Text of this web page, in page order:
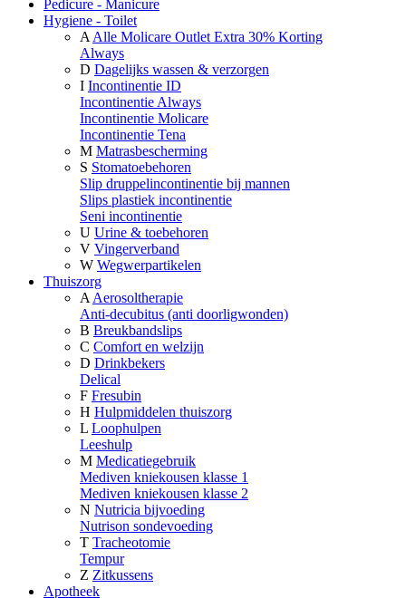
Pedicure - Manicure
Hygiene - Toilet
A Alle Molicare Outlet Extra 30% Korting
Always
D Dagelijks wassen & verzorgen
I Incontinentie ID
Incontinentie Always
Incontinentie Molicare
Incontinentie Tena
M Matrasbescherming
S Stomatoebehoren
Slip druppelincontinentie bij mannen
Slips plastiek incontinentie
Seni incontinentie
U Urine & toebehoren
V Vingerverband
W Wegwerpartikelen
Thuiszorg
A Aerosoltherapie
Anti-decubitus (anti doorligwonden)
B Breukbandslips
C Comfort en welzijn
D Drinkbekers
Delical
F Fresubin
H Hulpmiddelen thuiszorg
L Loophulpen
Leeshulp
M Medicatiegebruik
Mediven kniekousen klasse 1
Mediven kniekousen klasse 2
N Nutricia bijvoeding
Nutrison sondevoeding
T Tracheotomie
Tempur
Z Zitkussens
Apotheek